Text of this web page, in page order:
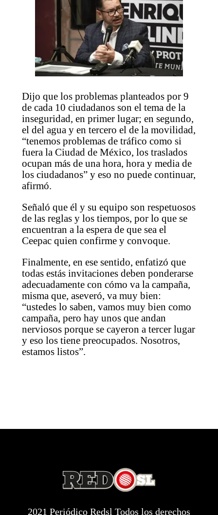
Dijo que los problemas planteados por 9
de cada 10 ciudadanos son el tema de la
inseguridad, en primer lugar; en segundo,
el del agua y en tercero el de la movilidad,
“tenemos problemas de tráfico como si
fuera la Ciudad de México, los traslados
ocupan más de una hora, hora y media de
los ciudadanos” y eso no puede continuar,
afirmó.
Señaló que él y su equipo son respetuosos
de las reglas y los tiempos, por lo que se
encuentran a la espera de que sea el
Ceepac quien confirme y convoque.
Finalmente, en ese sentido, enfatizó que
todas estás invitaciones deben ponderarse
adecuadamente con cómo va la campaña,
misma que, aseveró, va muy bien:
“ustedes lo saben, vamos muy bien como
campaña, pero hay unos que andan
nerviosos porque se cayeron a tercer lugar
y eso los tiene preocupados. Nosotros,
estamos listos”.
2021 Periódico Redsl Todos los derechos